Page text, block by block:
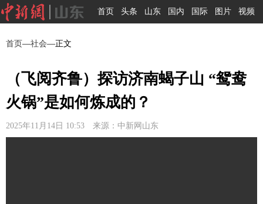
首页 头条 山东 国内 国际 图片 视频
首页—社会—正文
（飞阅齐鲁）探访济南蝎子山 “鸳鸯
火锅”是如何炼成的？
2025年11月14日 10:53 来源：中新网山东